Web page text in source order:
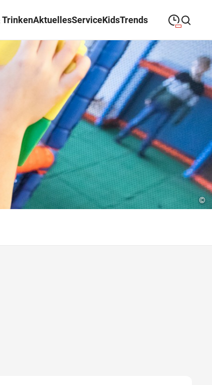
TrinkenAktuellesServiceKidsTrends
Suche schließenMontag
MONTAG 09:00—
Dienstag
DIENSTAG 09:00—19:00
Mittwoch
MITTWOCH 09:00 19:00
Donnerstag
DONNERSTAG 09:00
Freitag
FREITAG 09:00 19:00
Samstag
SAMSTAG 09:00
©